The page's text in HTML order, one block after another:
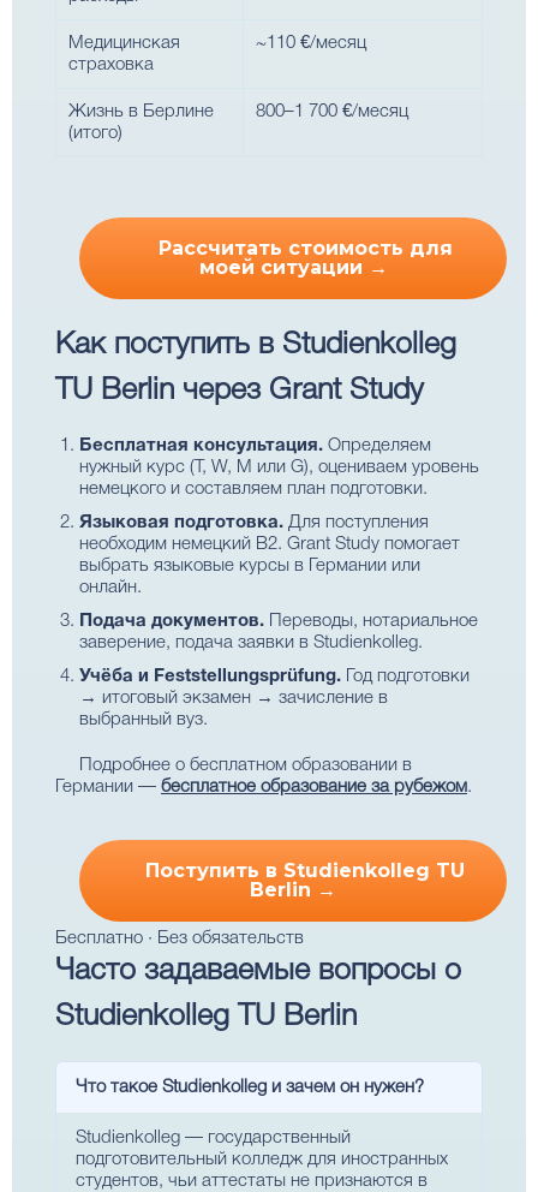
Медицинская
страховка
~110 €/месяц
Жизнь в Берлине
(итого)
800–1 700 €/месяц
Рассчитать стоимость для
моей ситуации →
Как поступить в Studienkolleg
TU Berlin через Grant Study
Бесплатная консультация. Определяем
нужный курс (T, W, M или G), оцениваем уровень
немецкого и составляем план подготовки.
Языковая подготовка. Для поступления
необходим немецкий B2. Grant Study помогает
выбрать языковые курсы в Германии или
онлайн.
Подача документов. Переводы, нотариальное
заверение, подача заявки в Studienkolleg.
Учёба и Feststellungsprüfung. Год подготовки
→ итоговый экзамен → зачисление в
выбранный вуз.
Подробнее о бесплатном образовании в
Германии — бесплатное образование за рубежом.
Поступить в Studienkolleg TU
Berlin →
Бесплатно · Без обязательств
Часто задаваемые вопросы о
Studienkolleg TU Berlin
Что такое Studienkolleg и зачем он нужен?
Studienkolleg — государственный
подготовительный колледж для иностранных
студентов, чьи аттестаты не признаются в